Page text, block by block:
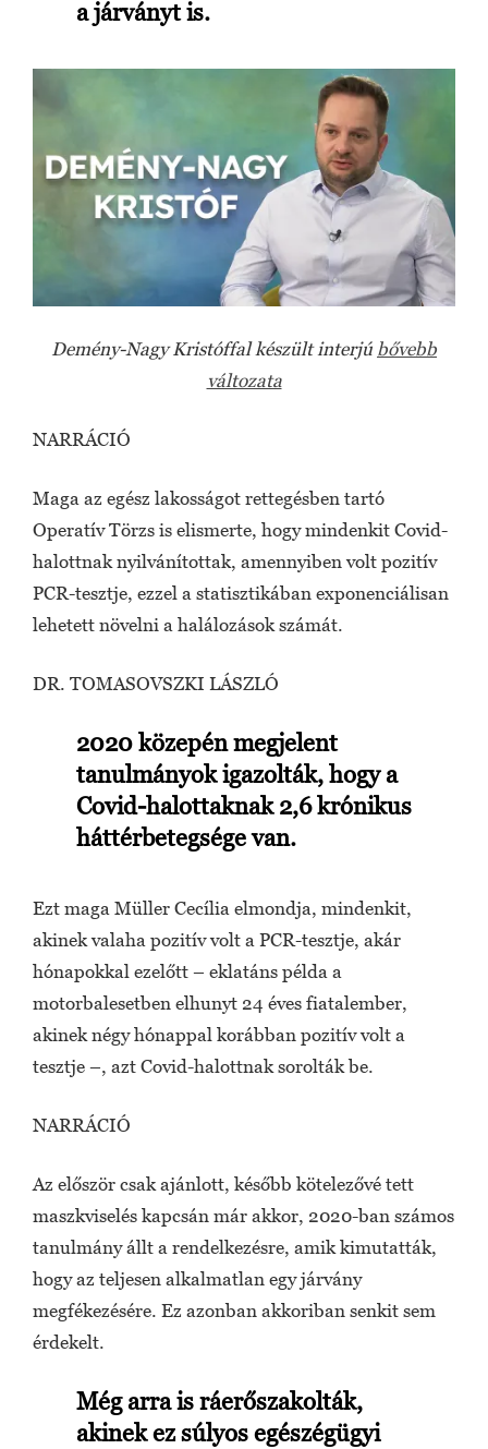
a járványt is.
Demény-Nagy Kristóffal készült interjú bővebb
változata
NARRÁCIÓ
Maga az egész lakosságot rettegésben tartó
Operatív Törzs is elismerte, hogy mindenkit Covid-
halottnak nyilvánítottak, amennyiben volt pozitív
PCR-tesztje, ezzel a statisztikában exponenciálisan
lehetett növelni a halálozások számát.
DR. TOMASOVSZKI LÁSZLÓ
2020 közepén megjelent
tanulmányok igazolták, hogy a
Covid-halottaknak 2,6 krónikus
háttérbetegsége van.
Ezt maga Müller Cecília elmondja, mindenkit,
akinek valaha pozitív volt a PCR-tesztje, akár
hónapokkal ezelőtt – eklatáns példa a
motorbalesetben elhunyt 24 éves fiatalember,
akinek négy hónappal korábban pozitív volt a
tesztje –, azt Covid-halottnak sorolták be.
NARRÁCIÓ
Az először csak ajánlott, később kötelezővé tett
maszkviselés kapcsán már akkor, 2020-ban számos
tanulmány állt a rendelkezésre, amik kimutatták,
hogy az teljesen alkalmatlan egy járvány
megfékezésére. Ez azonban akkoriban senkit sem
érdekelt.
Még arra is ráerőszakolták,
akinek ez súlyos egészégügyi